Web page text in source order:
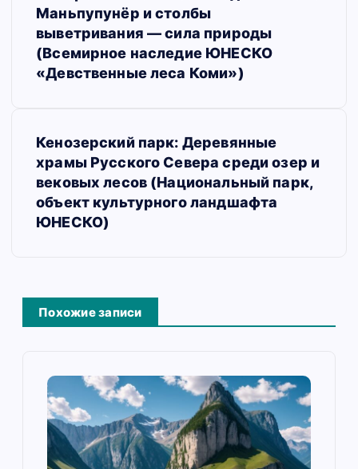
з
а
Маньпупунёр и столбы
выветривания — сила природы
(Всемирное наследие ЮНЕСКО
«Девственные леса Коми»)
Кенозерский парк: Деревянные
храмы Русского Севера среди озер и
вековых лесов (Национальный парк,
объект культурного ландшафта
ЮНЕСКО)
Похожие записи